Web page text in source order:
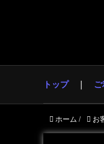
トップ
ホーム / お